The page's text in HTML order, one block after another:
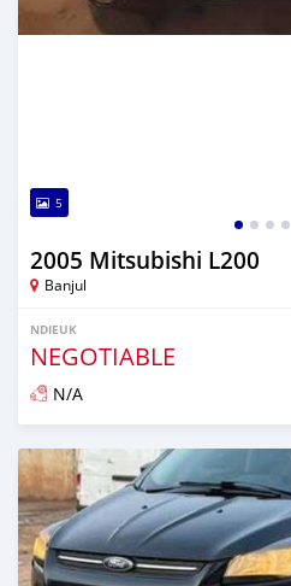
5
2005 Mitsubishi L200
Banjul
NDIEUK
NEGOTIABLE
N/A
Dougal na niou ko depuis over 1 years